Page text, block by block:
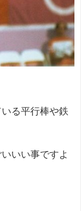
る平行棒や鉄
いい事ですよ